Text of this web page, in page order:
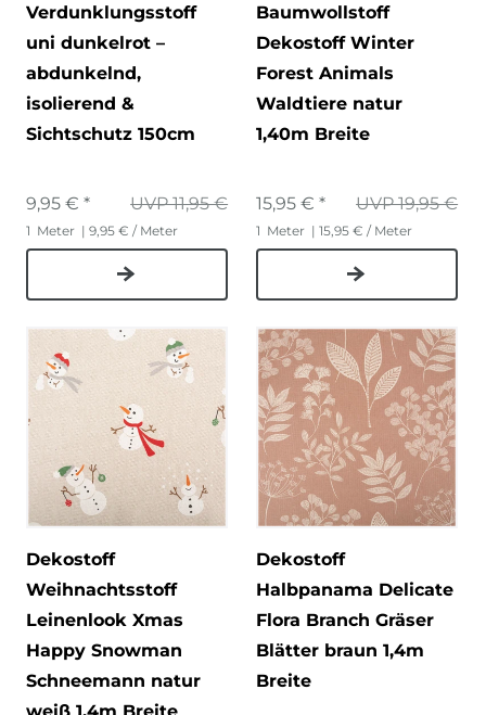
Verdunklungsstoff
uni dunkelrot –
abdunkelnd,
isolierend &
Sichtschutz 150cm
UVP 11,95 €
9,95 € *
1 Meter | 9,95 € / Meter
Baumwollstoff
Dekostoff Winter
Forest Animals
Waldtiere natur
1,40m Breite
UVP 19,95 €
15,95 € *
1 Meter | 15,95 € / Meter
Dekostoff
Weihnachtsstoff
Leinenlook Xmas
Happy Snowman
Schneemann natur
Dekostoff
Halbpanama Delicate
Flora Branch Gräser
Blätter braun 1,4m
Breite